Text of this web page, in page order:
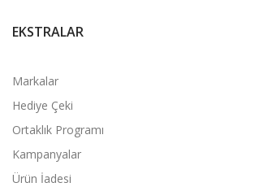
EKSTRALAR
Markalar
Hediye Çeki
Ortaklık Programı
Kampanyalar
Ürün İadesi